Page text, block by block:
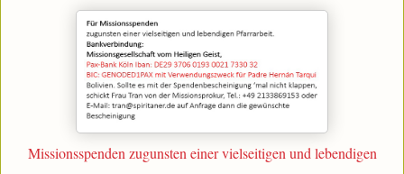
Missionsspenden zugunsten einer vielseitigen und lebendigen